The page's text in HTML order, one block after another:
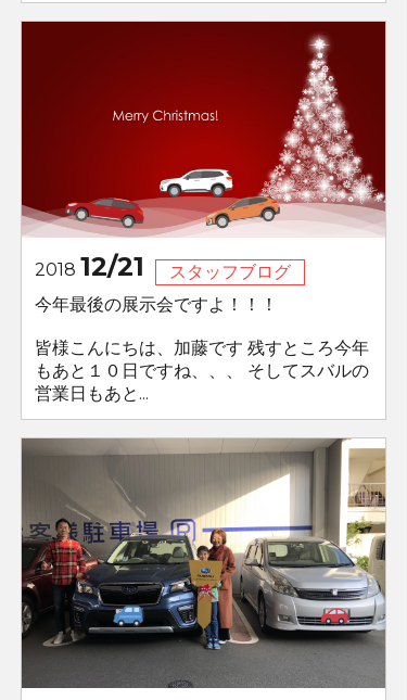
2018 12/21
スタッフブログ
今年最後の展示会ですよ！！！
皆様こんにちは、加藤です 残すところ今年
もあと１０日ですね、、、 そしてスバルの
営業日もあと...